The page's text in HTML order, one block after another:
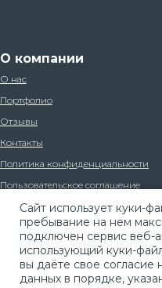
Caйт иcпoльзуeт куки-
пpeбывaниe нa нeм
пoдключeн cepвиc вeб-
иcпoльзующий куки-
вы дaётe cвoe coглacиe
дaнныx в пopядкe,
О компании
О нас
Портфолио
Отзывы
Контакты
Политика конфиденциальности
Пользовательское соглашение